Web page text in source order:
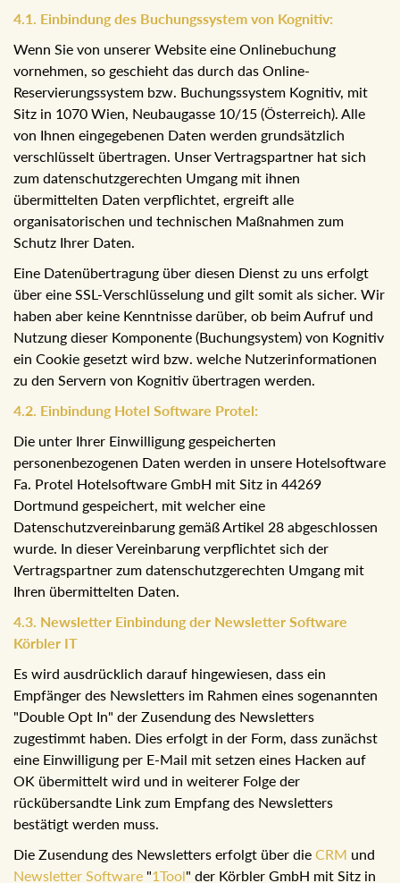
4.1. Einbindung des Buchungssystem von Kognitiv:
Wenn Sie von unserer Website eine Onlinebuchung
vornehmen, so geschieht das durch das Online-
Reservierungssystem bzw. Buchungssystem Kognitiv, mit
Sitz in 1070 Wien, Neubaugasse 10/15 (Österreich). Alle
von Ihnen eingegebenen Daten werden grundsätzlich
verschlüsselt übertragen. Unser Vertragspartner hat sich
zum datenschutzgerechten Umgang mit ihnen
übermittelten Daten verpflichtet, ergreift alle
organisatorischen und technischen Maßnahmen zum
Schutz Ihrer Daten.
Eine Datenübertragung über diesen Dienst zu uns erfolgt
über eine SSL-Verschlüsselung und gilt somit als sicher. Wir
haben aber keine Kenntnisse darüber, ob beim Aufruf und
Nutzung dieser Komponente (Buchungsystem) von Kognitiv
ein Cookie gesetzt wird bzw. welche Nutzerinformationen
zu den Servern von Kognitiv übertragen werden.
4.2. Einbindung Hotel Software Protel:
Die unter Ihrer Einwilligung gespeicherten
personenbezogenen Daten werden in unsere Hotelsoftware
Fa. Protel Hotelsoftware GmbH mit Sitz in 44269
Dortmund gespeichert, mit welcher eine
Datenschutzvereinbarung gemäß Artikel 28 abgeschlossen
wurde. In dieser Vereinbarung verpflichtet sich der
Vertragspartner zum datenschutzgerechten Umgang mit
Ihren übermittelten Daten.
4.3. Newsletter Einbindung der Newsletter Software
Körbler IT
Es wird ausdrücklich darauf hingewiesen, dass ein
Empfänger des Newsletters im Rahmen eines sogenannten
"Double Opt In" der Zusendung des Newsletters
zugestimmt haben. Dies erfolgt in der Form, dass zunächst
eine Einwilligung per E-Mail mit setzen eines Hacken auf
OK übermittelt wird und in weiterer Folge der
rückübersandte Link zum Empfang des Newsletters
bestätigt werden muss.
Die Zusendung des Newsletters erfolgt über die CRM und
Newsletter Software "1Tool" der Körbler GmbH mit Sitz in